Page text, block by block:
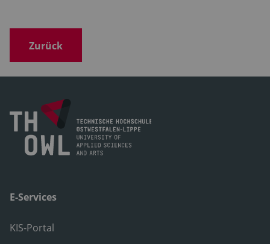
Zurück
E-Services
KIS-Portal